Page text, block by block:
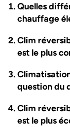
Quelles
chauffage
Clim
est le plus
question du
Clim
est le plus